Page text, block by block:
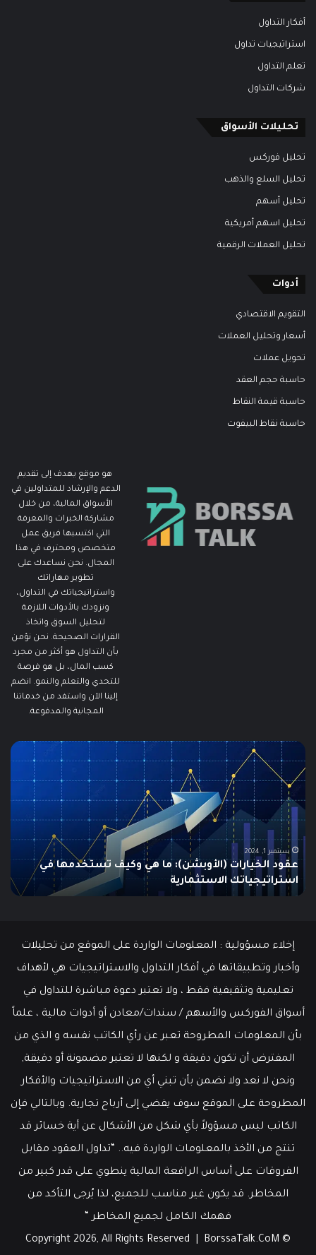
أفكار التداول
استراتيجيات تداول
تعلم التداول
شركات التداول
تحليلات الأسواق
تحليل فوركس
تحليل السلع والذهب
تحليل أسهم
تحليل اسهم أمريكية
تحليل العملات الرقمية
أدوات
التقويم الاقتصادي
أسعار وتحليل العملات
تحويل عملات
حاسبة حجم العقد
حاسبة قيمة النقاط
حاسبة نقاط البيفوت
هو موقع يهدف إلى تقديم
الدعم والإرشاد للمتداولين في
الأسواق المالية، من خلال
مشاركة الخبرات والمعرفة
التي اكتسبها فريق عمل
متخصص ومحترف في هذا
المجال. نحن نساعدك على
تطوير مهاراتك
واستراتيجياتك في التداول،
ونزودك بالأدوات اللازمة
لتحليل السوق واتخاذ
القرارات الصحيحة. نحن نؤمن
بأن التداول هو أكثر من مجرد
كسب المال، بل هو فرصة
للتحدي والتعلم والنمو. انضم
إلينا الآن واستفد من خدماتنا
المجانية والمدفوعة.
مطالبات
البطالة
في
الولايات
المتحدة
تنخفض
إلى
أدنى
مستوى
منذ
مايو
عمل
سبتمبر 19, 2024
مطالبات البطالة في الولايات المتحدة تنخفض إلى أدنى
مستوى منذ مايو وسط سوق عمل قوي
إخلاء مسؤولية : المعلومات الواردة على الموقع من تحليلات
وأخبار وتطبيقاتها في أفكار التداول والاستراتيجيات هي لأهداف
تعليمية وتثقيفية فقط ، ولا تعتبر دعوة مباشرة للتداول في
أسواق الفوركس والأسهم / سندات/معادن أو أدوات مالية ، علماً
بأن المعلومات المطروحة تعبر عن رأي الكاتب نفسه و الذي من
المفترض أن تكون دقيقة و لكنها لا تعتبر مضمونة أو دقيقة,
ونحن لا نعد ولا نضمن بأن تبني أي من الاستراتيجيات والأفكار
المطروحة على الموقع سوف يفضي إلى أرباح تجارية. وبالتالي فإن
الكاتب ليس مسؤولاً بأي شكل من الأشكال عن أية خسائر قد
تنتج من الأخذ بالمعلومات الواردة فيه.. “تداول العقود مقابل
الفروقات على أساس الرافعة المالية ينطوي على قدر كبير من
المخاطر. قد يكون غير مناسب للجميع، لذا يُرجى التأكد من
فهمك الكامل لجميع المخاطر “
© Copyright 2026, All Rights Reserved |
BorssaTalk.CoM